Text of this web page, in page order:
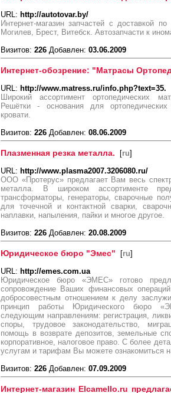
URL: http://autotovar.by/
Интернет-магазин запчастей с доставкой
Могилев, Брест, Витебск. Автозапчасти к
Визитов: 226 Добавлен: 03.06.2009
Интернет-обозрение: "Матрасы
URL: http://www.matress.ru/info.php?text=35.
Широкий ассортимент ортопедических
Решётки - основания для
кровати.
Визитов: 226 Добавлен: 08.06.2009
Плазменная резка металла. [ru]
URL: http://www.plasma2007.3206080.ru/
ООО «Протерус» предлагает Вам весь
металла. В широком ассортименте
трансформаторы, генераторы, сварочные
для точечной и контактной сварки,
наплавки, напыления, пайки и многое другое.
Визитов: 226 Добавлен: 20.08.2009
Юридическое бюро "Эмес" [ru]
URL: http://emes.com.ua
Юридическое бюро «ЭМЕС» готово
сопровождение Ваших финансовых
добросовестным отношением к делу
принцип работы Юридического бюро
следующим направлениям: регистрация,
споры, трудовое законодательство,
помощь в возврате депозитов, земельные
корпоративное, налоговое право. С более
услугам и тарифам Вы можете ознакомиться
Визитов: 226 Добавлен: 07.09.2009
Интернет-магазин Elcamello.ru